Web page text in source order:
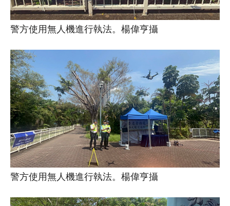
警方使用無人機進行執法。楊偉亨攝
警方使用無人機進行執法。楊偉亨攝